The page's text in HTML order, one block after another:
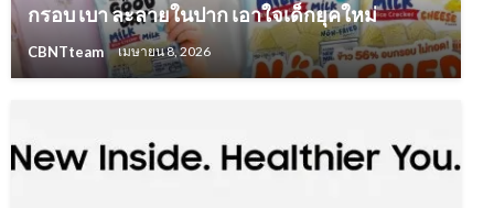
กรอบ เบา ละลายในปาก เอาใจเด็กยุคใหม่
CBNTteam เมษายน 8, 2026